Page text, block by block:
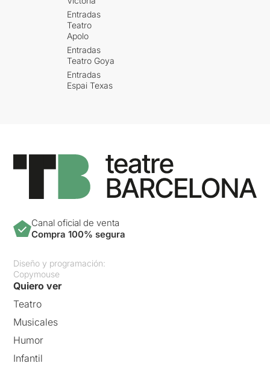
Entradas
Teatro
Apolo
Entradas
Teatro Goya
Entradas
Espai Texas
Canal oficial de venta
Compra 100% segura
Diseño y programación:
Copymouse
Quiero ver
Teatro
Musicales
Humor
Infantil